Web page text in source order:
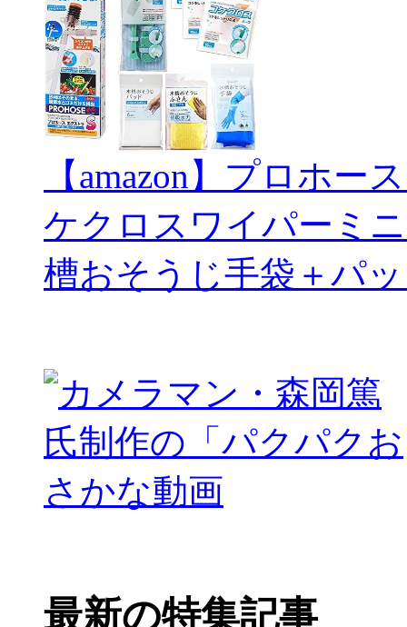
【amazon】プロホー
ケクロスワイパーミ
槽おそうじ手袋＋パ
最新の特集記事